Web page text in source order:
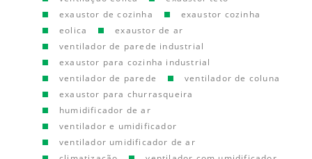
exaustor de cozinha
exaustor cozinha
eolica
exaustor de ar
ventilador de parede industrial
exaustor para cozinha industrial
ventilador de parede
ventilador de coluna
exaustor para churrasqueira
humidificador de ar
ventilador e umidificador
ventilador umidificador de ar